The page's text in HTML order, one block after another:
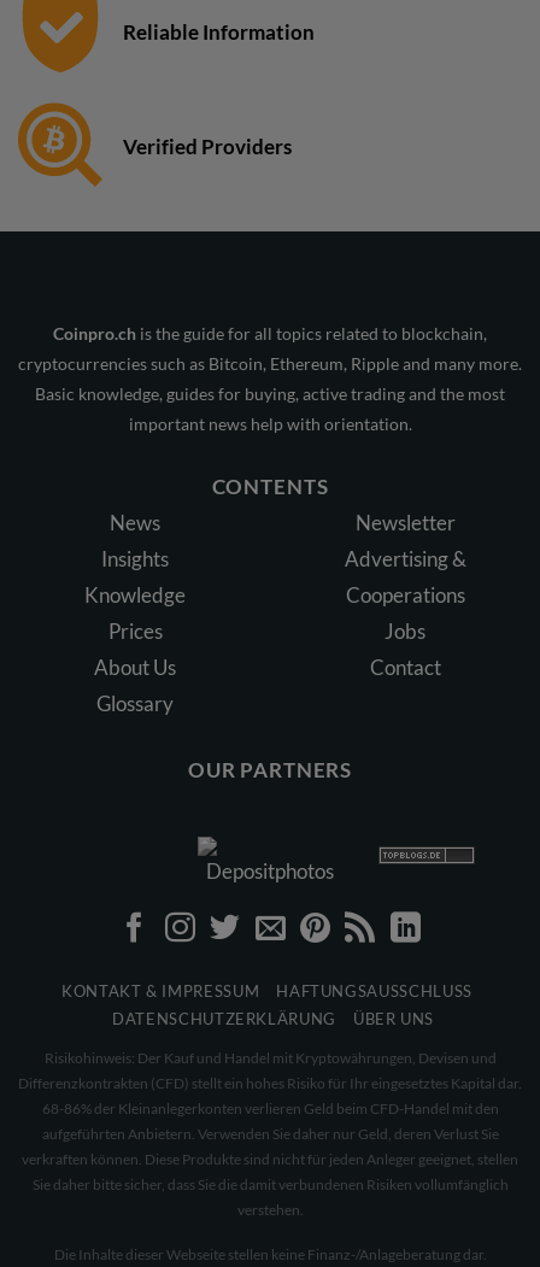
Reliable Information
Verified Providers
Coinpro.ch is the guide for all topics related to blockchain,
cryptocurrencies such as Bitcoin, Ethereum, Ripple and many more.
Basic knowledge, guides for buying, active trading and the most
important news help with orientation.
CONTENTS
News
Insights
Knowledge
Prices
About Us
Glossary
Newsletter
Advertising &
Cooperations
Jobs
Contact
OUR PARTNERS
KONTAKT & IMPRESSUM
HAFTUNGSAUSSCHLUSS
DATENSCHUTZERKLÄRUNG
ÜBER UNS
Risikohinweis: Der Kauf und Handel mit Kryptowährungen, Devisen und
Differenzkontrakten (CFD) stellt ein hohes Risiko für Ihr eingesetztes Kapital dar.
68-86% der Kleinanlegerkonten verlieren Geld beim CFD-Handel mit den
aufgeführten Anbietern. Verwenden Sie daher nur Geld, deren Verlust Sie
verkraften können. Diese Produkte sind nicht für jeden Anleger geeignet, stellen
Sie daher bitte sicher, dass Sie die damit verbundenen Risiken vollumfänglich
verstehen.
Die Inhalte dieser Webseite stellen keine Finanz-/Anlageberatung dar.